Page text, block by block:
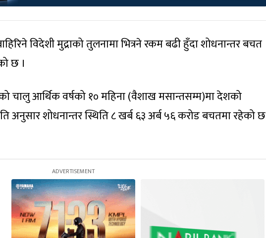
विदेशी मुद्राको तुलनामा भित्रने रकम बढी हुँदा शोधनान्तर बचत
छ ।
चालु आर्थिक वर्षको १० महिना (वैशाख मसान्तसम्म)मा देशको
अनुसार शोधनान्तर स्थिति ८ खर्ब ६३ अर्ब ५६ करोड बचतमा रहेको छ